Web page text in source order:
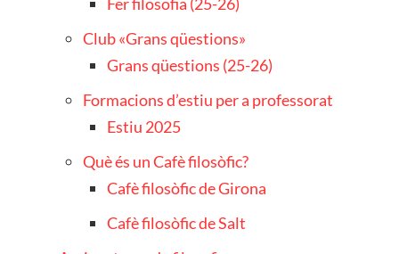
Club «Grans qüestions»
Grans qüestions (25-26)
Formacions d’estiu per a professorat
Estiu 2025
Què és un Cafè filosòfic?
Cafè filosòfic de Girona
Cafè filosòfic de Salt